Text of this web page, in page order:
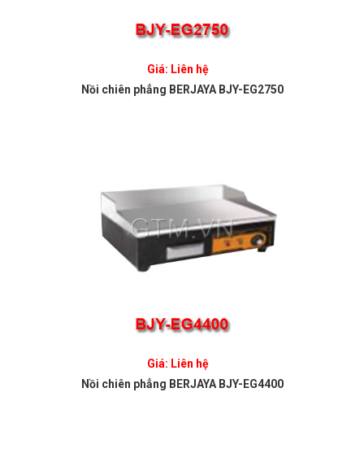
Giá: Liên hệ
Nồi chiên phẳng BERJAYA BJY-EG2750
Giá: Liên hệ
Nồi chiên phẳng BERJAYA BJY-EG4400